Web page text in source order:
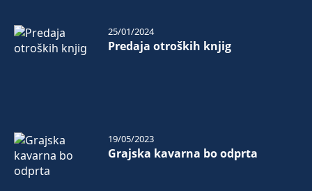
Predaja otroških knjig
25/01/2024
Grajska kavarna bo odprta
19/05/2023